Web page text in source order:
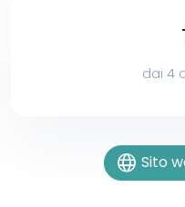
dai 4
language Sito